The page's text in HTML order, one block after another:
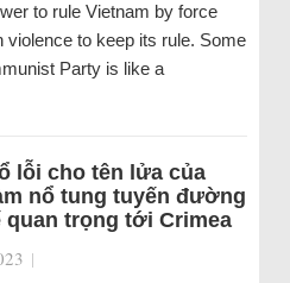
to rule Vietnam by force
violence to keep its rule. Some
Party is like a
lỗi cho tên lửa của
nổ tung tuyến đường
quan trọng tới Crimea
|